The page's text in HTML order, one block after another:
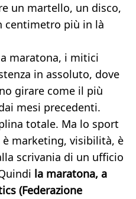
un martello, un disco,
centimetro più in là
maratona, i mitici
in assoluto, dove
girare come il più
mesi precedenti.
totale. Ma lo sport
marketing, visibilità, è
scrivania di un ufficio
la maratona, a
(Federazione